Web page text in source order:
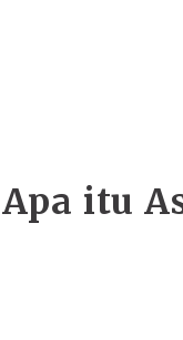
Apa itu